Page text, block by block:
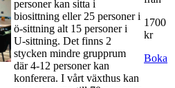
personer kan sitta i
biosittning eller 25 personer i
ö-sittning alt 15 personer i
U-sittning. Det finns 2
stycken mindre grupprum
där 4-12 personer kan
konferera. I vårt växthus kan
1700
kr
Boka